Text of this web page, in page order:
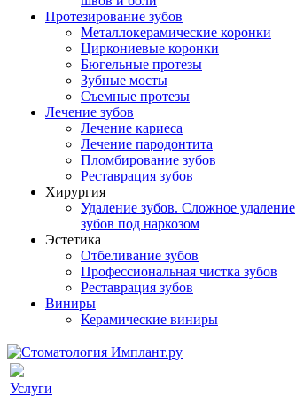
Протезирование зубов
Металлокерамические коронки
Циркониевые коронки
Бюгельные протезы
Зубные мосты
Съемные протезы
Лечение зубов
Лечение кариеса
Лечение пародонтита
Пломбирование зубов
Реставрация зубов
Хирургия
Удаление зубов. Сложное удаление
зубов под наркозом
Эстетика
Отбеливание зубов
Профессиональная чистка зубов
Реставрация зубов
Виниры
Керамические виниры
Услуги